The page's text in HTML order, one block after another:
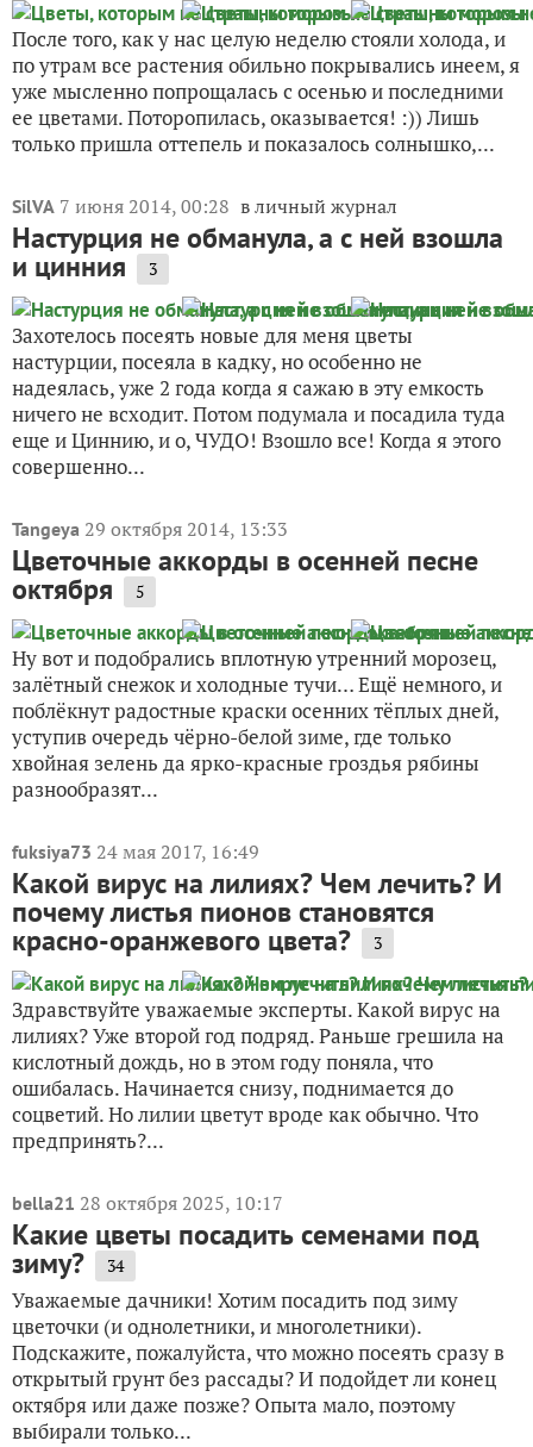
После того, как у нас целую неделю стояли холода, и
по утрам все растения обильно покрывались инеем, я
уже мысленно попрощалась с осенью и последними
ее цветами. Поторопилась, оказывается! :)) Лишь
только пришла оттепель и показалось солнышко,...
SilVA 7 июня 2014, 00:28 в личный журнал
Настурция не обманула, а с ней взошла
и цинния 3
Захотелось посеять новые для меня цветы
настурции, посеяла в кадку, но особенно не
надеялась, уже 2 года когда я сажаю в эту емкость
ничего не всходит. Потом подумала и посадила туда
еще и Циннию, и о, ЧУДО! Взошло все! Когда я этого
совершенно...
Tangeya 29 октября 2014, 13:33
Цветочные аккорды в осенней песне
октября 5
Ну вот и подобрались вплотную утренний морозец,
залётный снежок и холодные тучи… Ещё немного, и
поблёкнут радостные краски осенних тёплых дней,
уступив очередь чёрно-белой зиме, где только
хвойная зелень да ярко-красные гроздья рябины
разнообразят...
fuksiya73 24 мая 2017, 16:49
Какой вирус на лилиях? Чем лечить? И
почему листья пионов становятся
красно-оранжевого цвета? 3
Здравствуйте уважаемые эксперты. Какой вирус на
лилиях? Уже второй год подряд. Раньше грешила на
кислотный дождь, но в этом году поняла, что
ошибалась. Начинается снизу, поднимается до
соцветий. Но лилии цветут вроде как обычно. Что
предпринять?...
bella21 28 октября 2025, 10:17
Какие цветы посадить семенами под
зиму? 34
Уважаемые дачники! Хотим посадить под зиму
цветочки (и однолетники, и многолетники).
Подскажите, пожалуйста, что можно посеять сразу в
открытый грунт без рассады? И подойдет ли конец
октября или даже позже? Опыта мало, поэтому
выбирали только...